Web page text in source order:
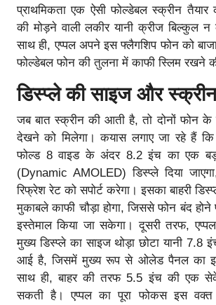
प्राथमिकता एक ऐसी फोल्डेबल स्क्रीन
की मोड़ने वाली लकीर यानी क्रीज बिल्कुल न
साथ ही, एप्पल अपने इस फ्लैगशिप फोन को
फोल्डेबल फोन की तुलना में काफी स्लिम रखने
डिस्प्ले की साइज और स्क्रीन
जब बात स्क्रीन की आती है, तो दोनों फोन
देखने को मिलेगा। कयास लगाए जा रहे हैं
फोल्ड 8 वाइड के अंदर 8.2 इंच का एक
(Dynamic AMOLED) डिस्प्ले दिया
रिफ्रेश रेट को सपोर्ट करेगा। इसका बाहरी
मुकाबले काफी चौड़ा होगा, जिससे फोन बंद
इस्तेमाल किया जा सकेगा। दूसरी तरफ,
मुख्य डिस्प्ले का साइज थोड़ा छोटा यानी 7.8
आई है, जिसमें मुख्य रूप से ओलेड पैनल का
साथ ही, बाहर की तरफ 5.5 इंच की एक
सकती है। एप्पल का पूरा फोकस इस वक्त